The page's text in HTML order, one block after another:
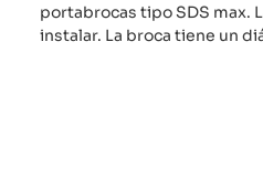
portabrocas tipo SDS max.
instalar. La broca tiene un